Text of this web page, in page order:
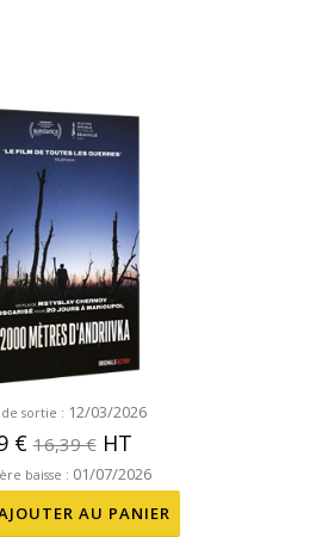
sortie : 12/03/2026
€16,39 €HT
baisse : 01/07/2026